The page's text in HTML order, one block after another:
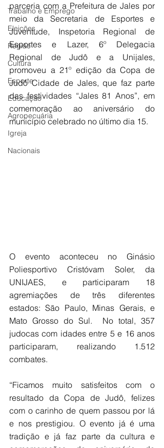
Trabalho e Emprego
Eleições
Região
Cultura
Esporte
Educação
Agropecuária
Igreja
Nacionais
parceria com a Prefeitura de Jales por
meio da Secretaria de Esportes e
Juventude, Inspetoria Regional de
Esportes e Lazer, 6º Delegacia
Regional de Judô e a Unijales,
promoveu a 21º edição da Copa de
Judô Cidade de Jales, que faz parte
das festividades “Jales 81 Anos”, em
comemoração ao aniversário do
município celebrado no último dia 15.
O evento aconteceu no Ginásio
Poliesportivo Cristóvam Soler, da
UNIJAES, e participaram 18
agremiações de três diferentes
estados: São Paulo, Minas Gerais, e
Mato Grosso do Sul.  No total, 357
judocas com idades entre 5 e 16 anos
participaram, realizando 1.512
combates.
“Ficamos muito satisfeitos com o
resultado da Copa de Judô, felizes
com o carinho de quem passou por lá
e nos prestigiou. O evento já é uma
tradição e já faz parte da cultura e